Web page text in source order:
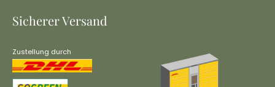
Sicherer Versand
Zustellung durch